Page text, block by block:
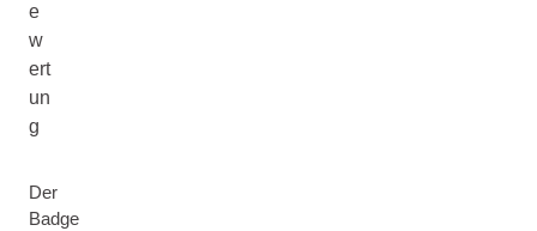
e
w
ert
un
g
Der
Badge